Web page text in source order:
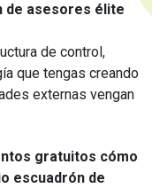
de asesores élite
de control,
que tengas creando
externas vengan
gratuitos cómo
escuadrón de